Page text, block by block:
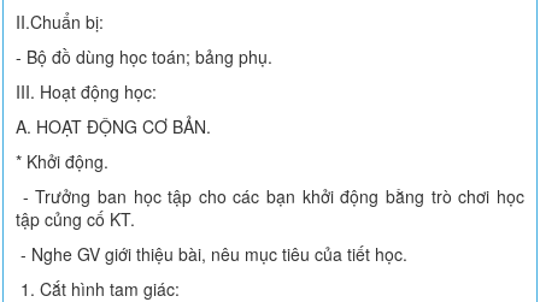
II.Chuẩn bị:
- Bộ đồ dùng học toán; bảng phụ.
III. Hoạt động học:
A. HOẠT ĐỘNG CƠ BẢN.
* Khởi động.
- Trưởng ban học tập cho các bạn khởi động bằng trò chơi học
tập củng cố KT.
- Nghe GV giới thiệu bài, nêu mục tiêu của tiết học.
1. Cắt hình tam giác: